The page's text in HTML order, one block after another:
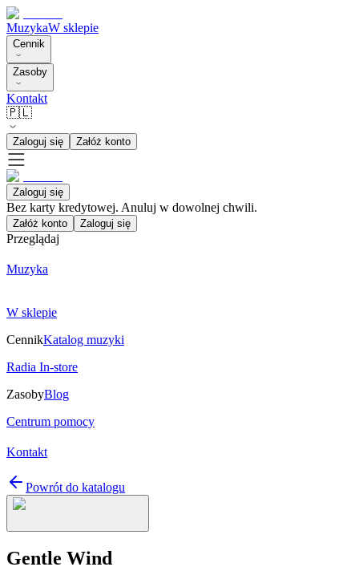
MuzykaW sklepie
Cennik
Zasoby
Kontakt
🇵🇱
Zaloguj się Załóż konto
Zaloguj się
Bez karty kredytowej. Anuluj w dowolnej chwili.
Załóż konto Zaloguj się
Przeglądaj
Muzyka
W sklepie
CennikKatalog muzyki
Radia In-store
ZasobyBlog
Centrum pomocy
Kontakt
Powrót do katalogu
Gentle Wind